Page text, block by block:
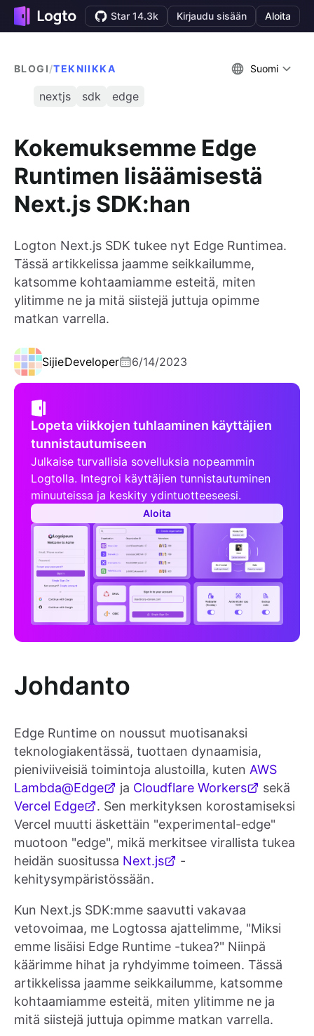
Star 14.3k Kirjaudu sisään Aloita
BLOGI/TEKNIIKKA Suomi
nextjs sdk edge
Kokemuksemme Edge
Runtimen lisäämisestä
Next.js SDK:han
Logton Next.js SDK tukee nyt Edge Runtimea.
Tässä artikkelissa jaamme seikkailumme,
katsomme kohtaamiamme esteitä, miten
ylitimme ne ja mitä siistejä juttuja opimme
matkan varrella.
SijieDeveloper 6/14/2023
Lopeta viikkojen tuhlaaminen käyttäjien
tunnistautumiseen
Julkaise turvallisia sovelluksia nopeammin
Logtolla. Integroi käyttäjien tunnistautuminen
minuuteissa ja keskity ydintuotteeseesi.
Aloita
Johdanto
Edge Runtime on noussut muotisanaksi
teknologiakentässä, tuottaen dynaamisia,
pieniviiveisiä toimintoja alustoilla, kuten AWS
Lambda@Edge
ja Cloudflare Workers
sekä
Vercel Edge
. Sen merkityksen korostamiseksi
Vercel muutti äskettäin "experimental-edge"
muotoon "edge", mikä merkitsee virallista tukea
heidän suositussa Next.js
-
kehitysympäristössään.
Kun Next.js SDK:mme saavutti vakavaa
vetovoimaa, me Logtossa ajattelimme, "Miksi
emme lisäisi Edge Runtime -tukea?" Niinpä
käärimme hihat ja ryhdyimme toimeen. Tässä
artikkelissa jaamme seikkailumme, katsomme
kohtaamiamme esteitä, miten ylitimme ne ja
mitä siistejä juttuja opimme matkan varrella.